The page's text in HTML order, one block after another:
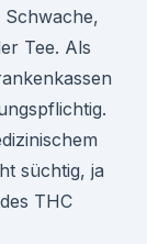
Schwache,
Tee. Als
süchtig, ja
THC